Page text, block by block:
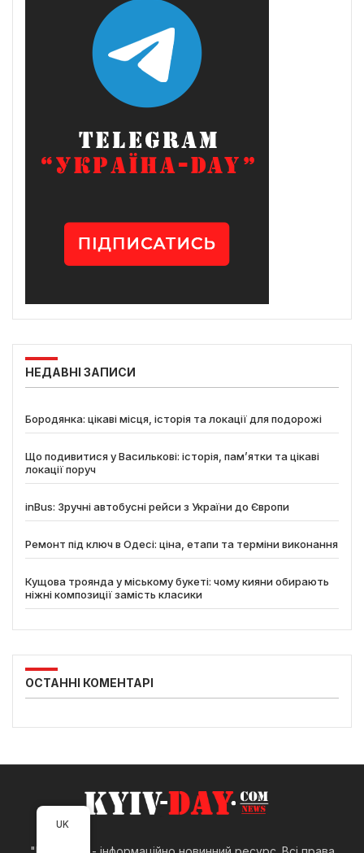
НЕДАВНІ ЗАПИСИ
Бородянка: цікаві місця, історія та локації для подорожі
Що подивитися у Василькові: історія, пам’ятки та цікаві
локації поруч
inBus: Зручні автобусні рейси з України до Європи
Ремонт під ключ в Одесі: ціна, етапи та терміни виконання
Кущова троянда у міському букеті: чому кияни обирають
ніжні композиції замість класики
ОСТАННІ КОМЕНТАРІ
UK